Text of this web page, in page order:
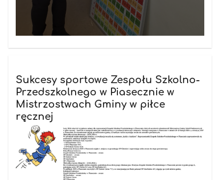
Sukcesy sportowe Zespołu Szkolno-
Przedszkolnego w Piasecznie w
Mistrzostwach Gminy w piłce
ręcznej